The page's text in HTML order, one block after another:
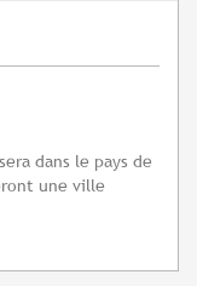
dans le pays de
une ville